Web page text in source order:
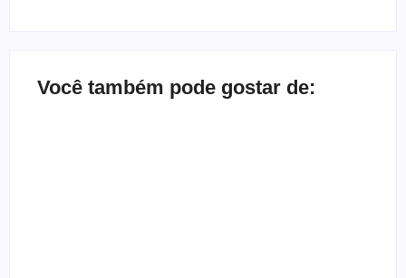
Você também pode gostar de: